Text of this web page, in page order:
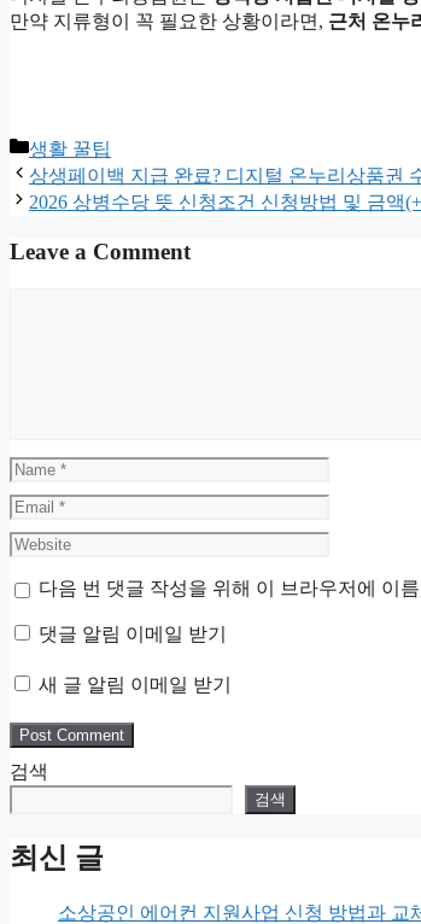
만약 지류형이 꼭 필요한 상황이라면, 근처 온누
Categories
생활 꿀팁
상생페이백 지급 완료? 디지털 온누리상품권
2026 상병수당 뜻 신청조건 신청방법 및 금액
Leave a Comment
Name
Email
Website
다음 번 댓글 작성을 위해 이 브라우저에 이
댓글 알림 이메일 받기
새 글 알림 이메일 받기
검색
검색
최신 글
소상공인 에어컨 지원사업 신청 방법과 교